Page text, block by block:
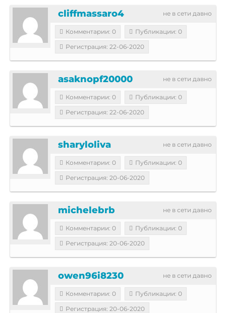
не в сети давно
cliffmassaro4
Комментарии: 0
Публикации: 0
Регистрация: 22-06-2020
не в сети давно
asaknopf20000
Комментарии: 0
Публикации: 0
Регистрация: 22-06-2020
не в сети давно
sharyloliva
Комментарии: 0
Публикации: 0
Регистрация: 20-06-2020
не в сети давно
michelebrb
Комментарии: 0
Публикации: 0
Регистрация: 20-06-2020
не в сети давно
owen96i8230
Комментарии: 0
Публикации: 0
Регистрация: 20-06-2020